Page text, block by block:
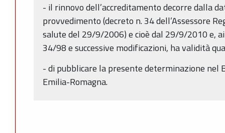
- il rinnovo dell’accreditamento decorre dalla
provvedimento (decreto n. 34 dell’Assessore
salute del 29/9/2006) e cioè dal 29/9/2010 e, ai
34/98 e successive modificazioni, ha validità
- di pubblicare la presente determinazione nel
Emilia-Romagna.